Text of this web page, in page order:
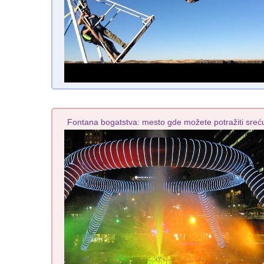
Fontana bogatstva: mesto gde možete potražiti